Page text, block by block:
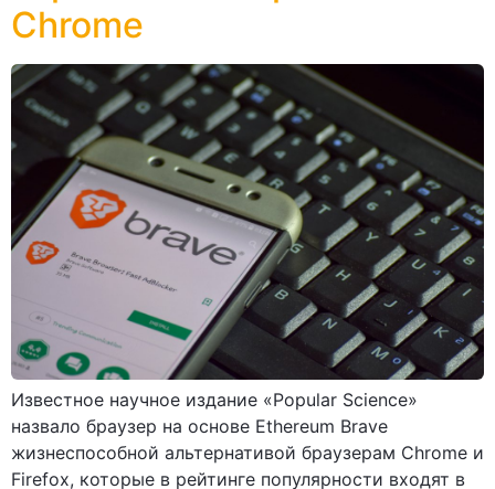
Chrome
Известное научное издание «Popular Science»
назвало браузер на основе Ethereum Brave
жизнеспособной альтернативой браузерам Chrome и
Firefox, которые в рейтинге популярности входят в